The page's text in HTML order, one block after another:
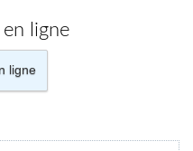
ligne
ligne